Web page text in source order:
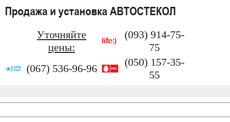
Продажа и установка АВТОСТЕКОЛ
Уточняйте
цены:
(093) 914-75-
75
(067) 536-96-96
(050) 157-35-
55